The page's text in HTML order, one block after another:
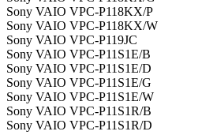
Sony VAIO VPC-P118KX/P
Sony VAIO VPC-P118KX/W
Sony VAIO VPC-P119JC
Sony VAIO VPC-P11S1E/B
Sony VAIO VPC-P11S1E/D
Sony VAIO VPC-P11S1E/G
Sony VAIO VPC-P11S1E/W
Sony VAIO VPC-P11S1R/B
Sony VAIO VPC-P11S1R/D